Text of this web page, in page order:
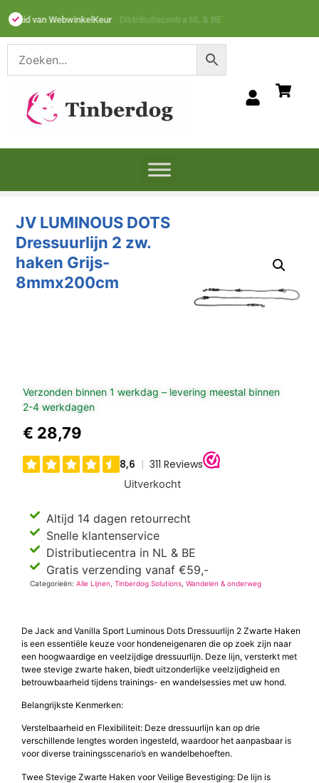
Lid van WebwinkelKeur
JV LUMINOUS DOTS
Dressuurlijn 2 zw.
haken Grijs-
8mmx200cm
Verzonden binnen 1 werkdag – levering meestal binnen
2-4 werkdagen
€ 28,79
Uitverkocht
Altijd 14 dagen retourrecht
Snelle klantenservice
Distributiecentra in NL & BE
Gratis verzending vanaf €59,-
Categorieën:Alle Lijnen ,Tinberdog Solutions ,Wandelen & onderweg
De Jack and Vanilla Sport Luminous Dots Dressuurlijn 2 Zwarte Haken
is een essentiële keuze voor hondeneigenaren die op zoek zijn naar
een hoogwaardige en veelzijdige dressuurlijn. Deze lijn, versterkt met
twee stevige zwarte haken, biedt uitzonderlijke veelzijdigheid en
betrouwbaarheid tijdens trainings- en wandelsessies met uw hond.
Belangrijkste Kenmerken:
Verstelbaarheid en Flexibiliteit: Deze dressuurlijn kan op drie
verschillende lengtes worden ingesteld, waardoor het aanpasbaar is
voor diverse trainingsscenario’s en wandelbehoeften.
Twee Stevige Zwarte Haken voor Veilige Bevestiging: De lijn is